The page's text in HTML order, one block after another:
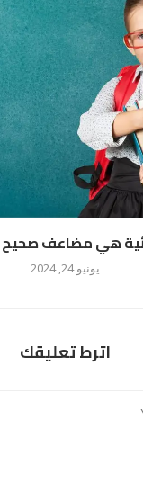
هي مضاعف صحيح
يونيو 24, 2024
اترط تعليقك